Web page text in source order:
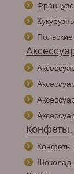
Польские
Конфеты
Шоколад